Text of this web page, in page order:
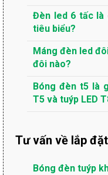
Đèn led 6 tấc là
tiêu biểu?
Máng đèn led
đôi nào?
Bóng đèn t5 là
T5 và tuýp LED
Tư vấn về lắp đặt
Bóng đèn tuýp